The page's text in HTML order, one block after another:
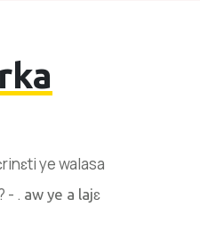
ye walasa
- . aw ye a lajɛ